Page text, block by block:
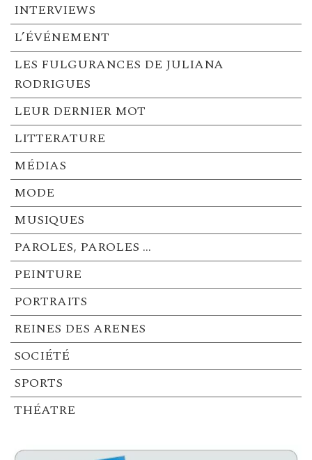
INTERVIEWS
L’ÉVÉNEMENT
LES FULGURANCES DE JULIANA
RODRIGUES
LEUR DERNIER MOT
LITTERATURE
MÉDIAS
MODE
MUSIQUES
PAROLES, PAROLES …
PEINTURE
PORTRAITS
REINES DES ARENES
SOCIÉTÉ
SPORTS
THÉATRE